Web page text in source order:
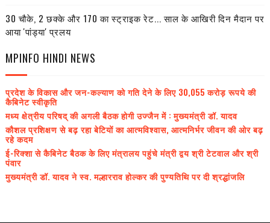
30 चौके, 2 छक्के और 170 का स्ट्राइक रेट... साल के आखिरी दिन मैदान पर
आया 'पांड्या' प्रलय
MPINFO HINDI NEWS
प्रदेश के विकास और जन-कल्याण को गति देने के लिए 30,055 करोड़ रूपये की
कैबिनेट स्वीकृति
मध्य क्षेत्रीय परिषद् की अगली बैठक होगी उज्जैन में : मुख्यमंत्री डॉ. यादव
कौशल प्रशिक्षण से बढ़ रहा बेटियों का आत्मविश्वास, आत्मनिर्भर जीवन की ओर बढ़
रहे कदम
ई-रिक्शा से कैबिनेट बैठक के लिए मंत्रालय पहुंचे मंत्री द्वय श्री टेटवाल और श्री
पंवार
मुख्यमंत्री डॉ. यादव ने स्व. मल्हारराव होल्कर की पुण्यतिथि पर दी श्रद्धांजलि